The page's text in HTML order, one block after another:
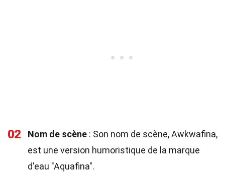
02 Nom de scène : Son nom de scène, Awkwafina,
est une version humoristique de la marque
d'eau "Aquafina".